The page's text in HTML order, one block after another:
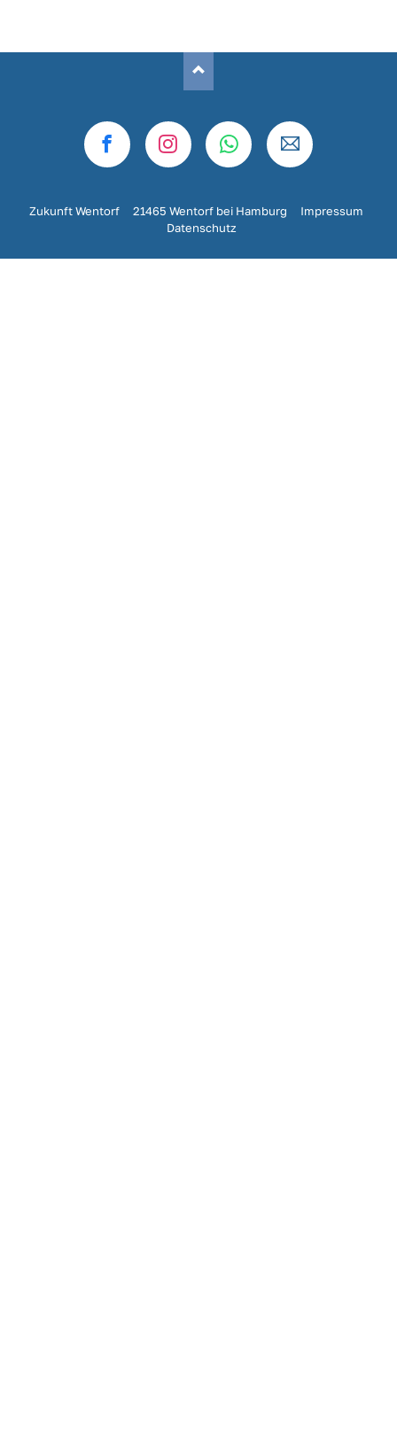
Zukunft Wentorf 21465 Wentorf bei Hamburg Impressum
Datenschutz